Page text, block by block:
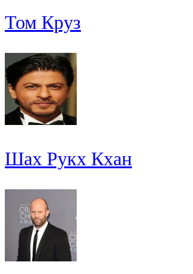
Том Круз
Шах Рукх Кхан